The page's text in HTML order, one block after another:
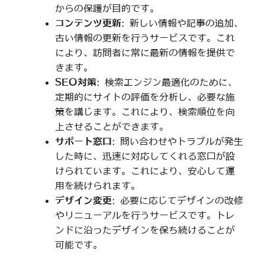
からの保護が目的です。
コンテンツ更新: 新しい情報や記事の追加、
古い情報の更新を行うサービスです。これ
により、訪問者に常に最新の情報を提供で
きます。
SEO対策: 検索エンジン最適化のために、
定期的にサイトの評価を分析し、必要な施
策を講じます。これにより、検索順位を向
上させることができます。
サポート窓口 : 問い合わせやトラブルが発生
した時に、迅速に対応してくれる窓口が設
けられています。これにより、安心して運
用を続けられます。
デザイン変更: 必要に応じてデザインの改修
やリニューアルを行うサービスです。トレ
ンドに沿ったデザインを保ち続けることが
可能です。